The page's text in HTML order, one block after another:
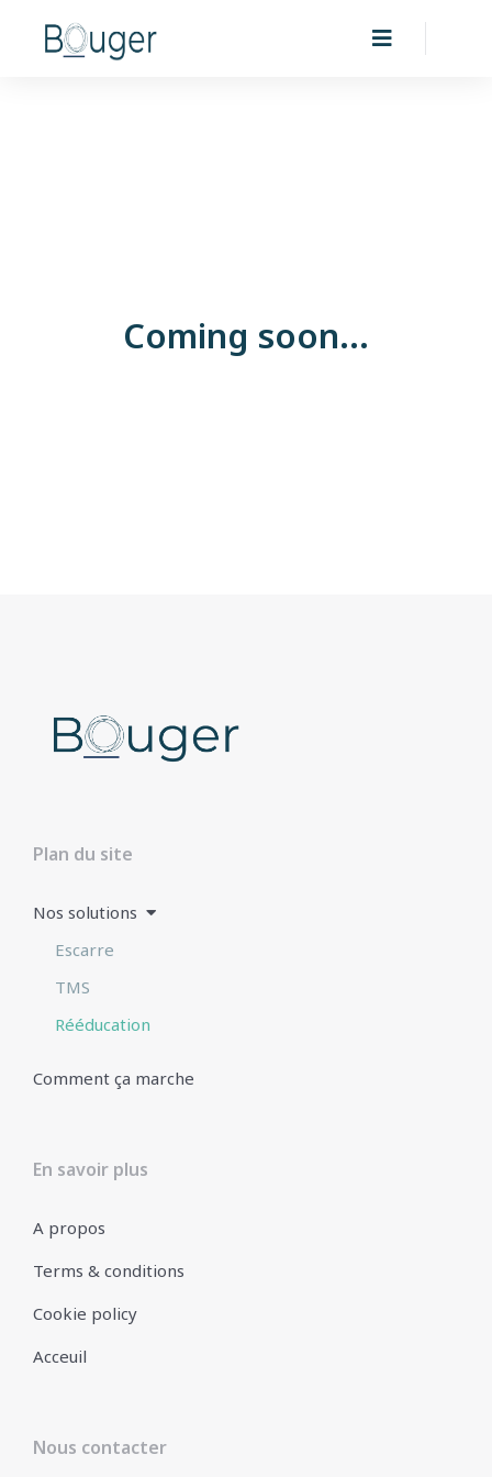
Coming soon...
Plan du site
Nos solutions
Escarre
TMS
Rééducation
Comment ça marche
En savoir plus
A propos
Terms & conditions
Cookie policy
Acceuil
Nous contacter